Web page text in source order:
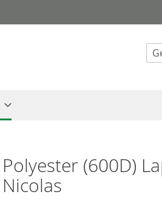
Polyester (600D)
Nicolas